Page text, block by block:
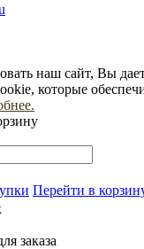
наш сайт, Вы
которые
Перейти в
заказа